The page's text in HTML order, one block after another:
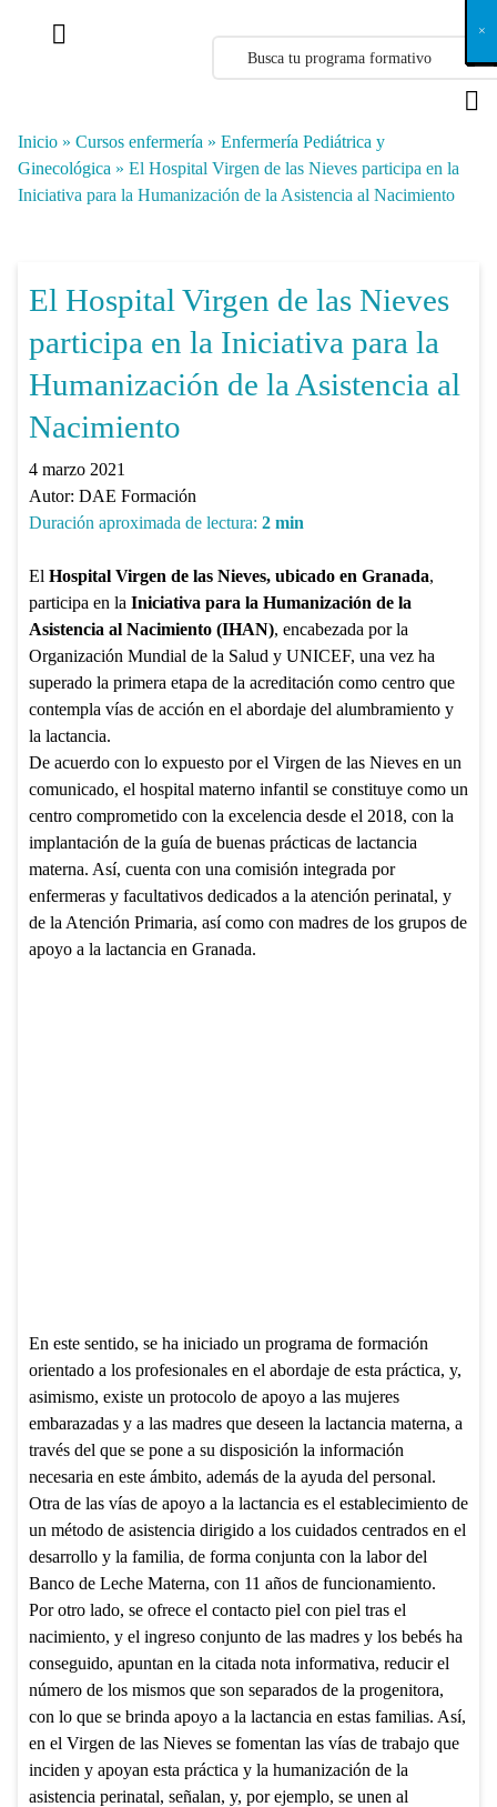
Inicio » Cursos enfermería » Enfermería Pediátrica y
Ginecológica » El Hospital Virgen de las Nieves participa en la
Iniciativa para la Humanización de la Asistencia al Nacimiento
El Hospital Virgen de las Nieves
participa en la Iniciativa para la
Humanización de la Asistencia al
Nacimiento
4 marzo 2021
Autor: DAE Formación
Duración aproximada de lectura: 2 min
El Hospital Virgen de las Nieves, ubicado en Granada,
participa en la Iniciativa para la Humanización de la
Asistencia al Nacimiento (IHAN), encabezada por la
Organización Mundial de la Salud y UNICEF, una vez ha
superado la primera etapa de la acreditación como centro que
contempla vías de acción en el abordaje del alumbramiento y
la lactancia.
De acuerdo con lo expuesto por el Virgen de las Nieves en un
comunicado, el hospital materno infantil se constituye como un
centro comprometido con la excelencia desde el 2018, con la
implantación de la guía de buenas prácticas de lactancia
materna. Así, cuenta con una comisión integrada por
enfermeras y facultativos dedicados a la atención perinatal, y
de la Atención Primaria, así como con madres de los grupos de
apoyo a la lactancia en Granada.
En este sentido, se ha iniciado un programa de formación
orientado a los profesionales en el abordaje de esta práctica, y,
asimismo, existe un protocolo de apoyo a las mujeres
embarazadas y a las madres que deseen la lactancia materna, a
través del que se pone a su disposición la información
necesaria en este ámbito, además de la ayuda del personal.
Otra de las vías de apoyo a la lactancia es el establecimiento de
un método de asistencia dirigido a los cuidados centrados en el
desarrollo y la familia, de forma conjunta con la labor del
Banco de Leche Materna, con 11 años de funcionamiento.
Por otro lado, se ofrece el contacto piel con piel tras el
nacimiento, y el ingreso conjunto de las madres y los bebés ha
conseguido, apuntan en la citada nota informativa, reducir el
número de los mismos que son separados de la progenitora,
con lo que se brinda apoyo a la lactancia en estas familias. Así,
en el Virgen de las Nieves se fomentan las vías de trabajo que
inciden y apoyan esta práctica y la humanización de la
asistencia perinatal, señalan, y, por ejemplo, se unen al
X
×
×
×
×
×
×
×
×
×
×
×
×
×
×
×
×
×
×
×
×
×
×
×
×
×
×
×
×
×
×
×
×
×
×
×
×
×
×
×
×
×
×
×
×
×
×
×
×
×
×
×
×
×
×
×
×
×
×
×
×
×
×
×
×
×
×
×
×
×
×
×
×
×
×
×
×
×
×
×
×
×
×
×
×
×
×
×
×
×
×
×
×
×
×
×
×
×
×
×
×
×
×
×
×
×
×
×
×
×
×
×
×
×
×
×
×
×
×
×
×
×
×
×
×
×
×
×
×
×
×
×
×
×
×
×
×
×
×
×
×
×
×
×
×
×
×
×
×
×
×
×
×
×
×
×
×
×
×
×
×
×
×
×
×
×
×
×
×
×
×
×
×
×
×
×
×
×
×
×
×
×
×
×
×
×
×
×
×
×
×
×
×
×
×
×
×
×
×
×
×
×
×
×
×
×
×
×
×
×
×
×
×
×
×
×
×